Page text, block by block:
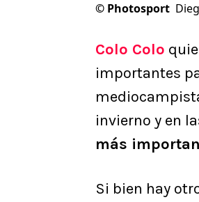
© Photosport
Colo Colo
importantes
invierno y en
más
Si bien hay